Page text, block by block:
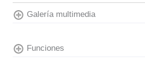
Galería multimedia
Funciones